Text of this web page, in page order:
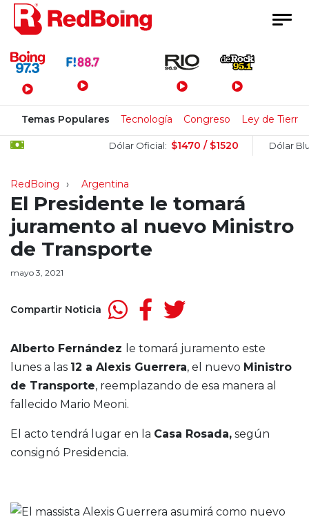
Menú Principal
Temas Populares Tecnología Congreso Ley de Tierras
Dólar Oficial: $1470 / $1520 Dólar Blue:
RedBoing Argentina
El Presidente le tomará
juramento al nuevo Ministro
de Transporte
mayo 3, 2021
Compartir Noticia
Alberto Fernández le tomará juramento este
lunes a las 12 a Alexis Guerrera, el nuevo Ministro
de Transporte, reemplazando de esa manera al
fallecido Mario Meoni.
El acto tendrá lugar en la Casa Rosada, según
consignó Presidencia.